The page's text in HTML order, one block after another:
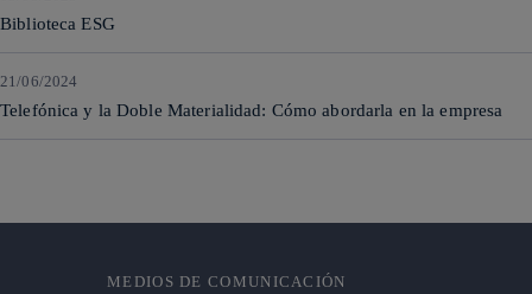
Biblioteca ESG
21/06/2024
Telefónica y la Doble Materialidad: Cómo abordarla en la empresa
MEDIOS DE COMUNICACIÓN